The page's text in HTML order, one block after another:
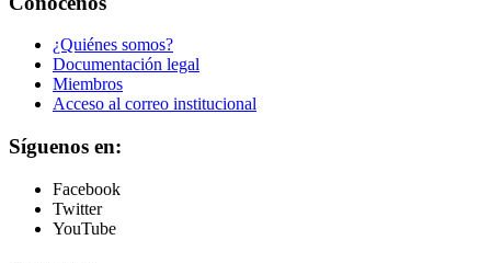
¿Quiénes somos?
Documentación legal
Miembros
Acceso al correo institucional
Síguenos en:
Facebook
Twitter
YouTube